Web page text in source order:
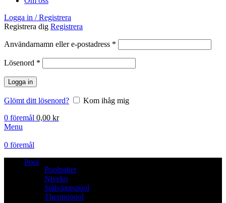
Logga in / Registrera
Registrera dig Registrera
Användarnamn eller e-postadress *
Lösenord *
Logga in
Glömt ditt lösenord?
Kom ihåg mig
0 föremål 0,00 kr
Menu
0 föremål
Pool
Poolpaket
Niveko
Stålväggspool
Thermopool